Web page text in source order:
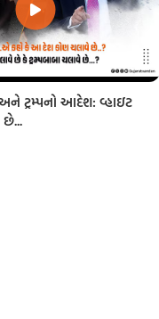
ટ્રમ્પનો આદેશ: વ્હાઇટ
છે...